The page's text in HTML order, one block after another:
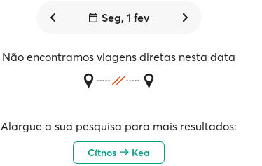
Seg, 1 fev
Não encontramos viagens diretas nesta data
Alargue a sua pesquisa para mais resultados:
Cítnos Kea